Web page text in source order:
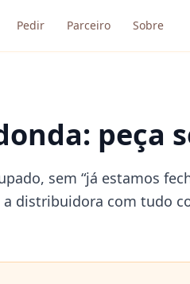
Pedir Parceiro Sobre
peça
sem “já estamos
distribuidora com tudo